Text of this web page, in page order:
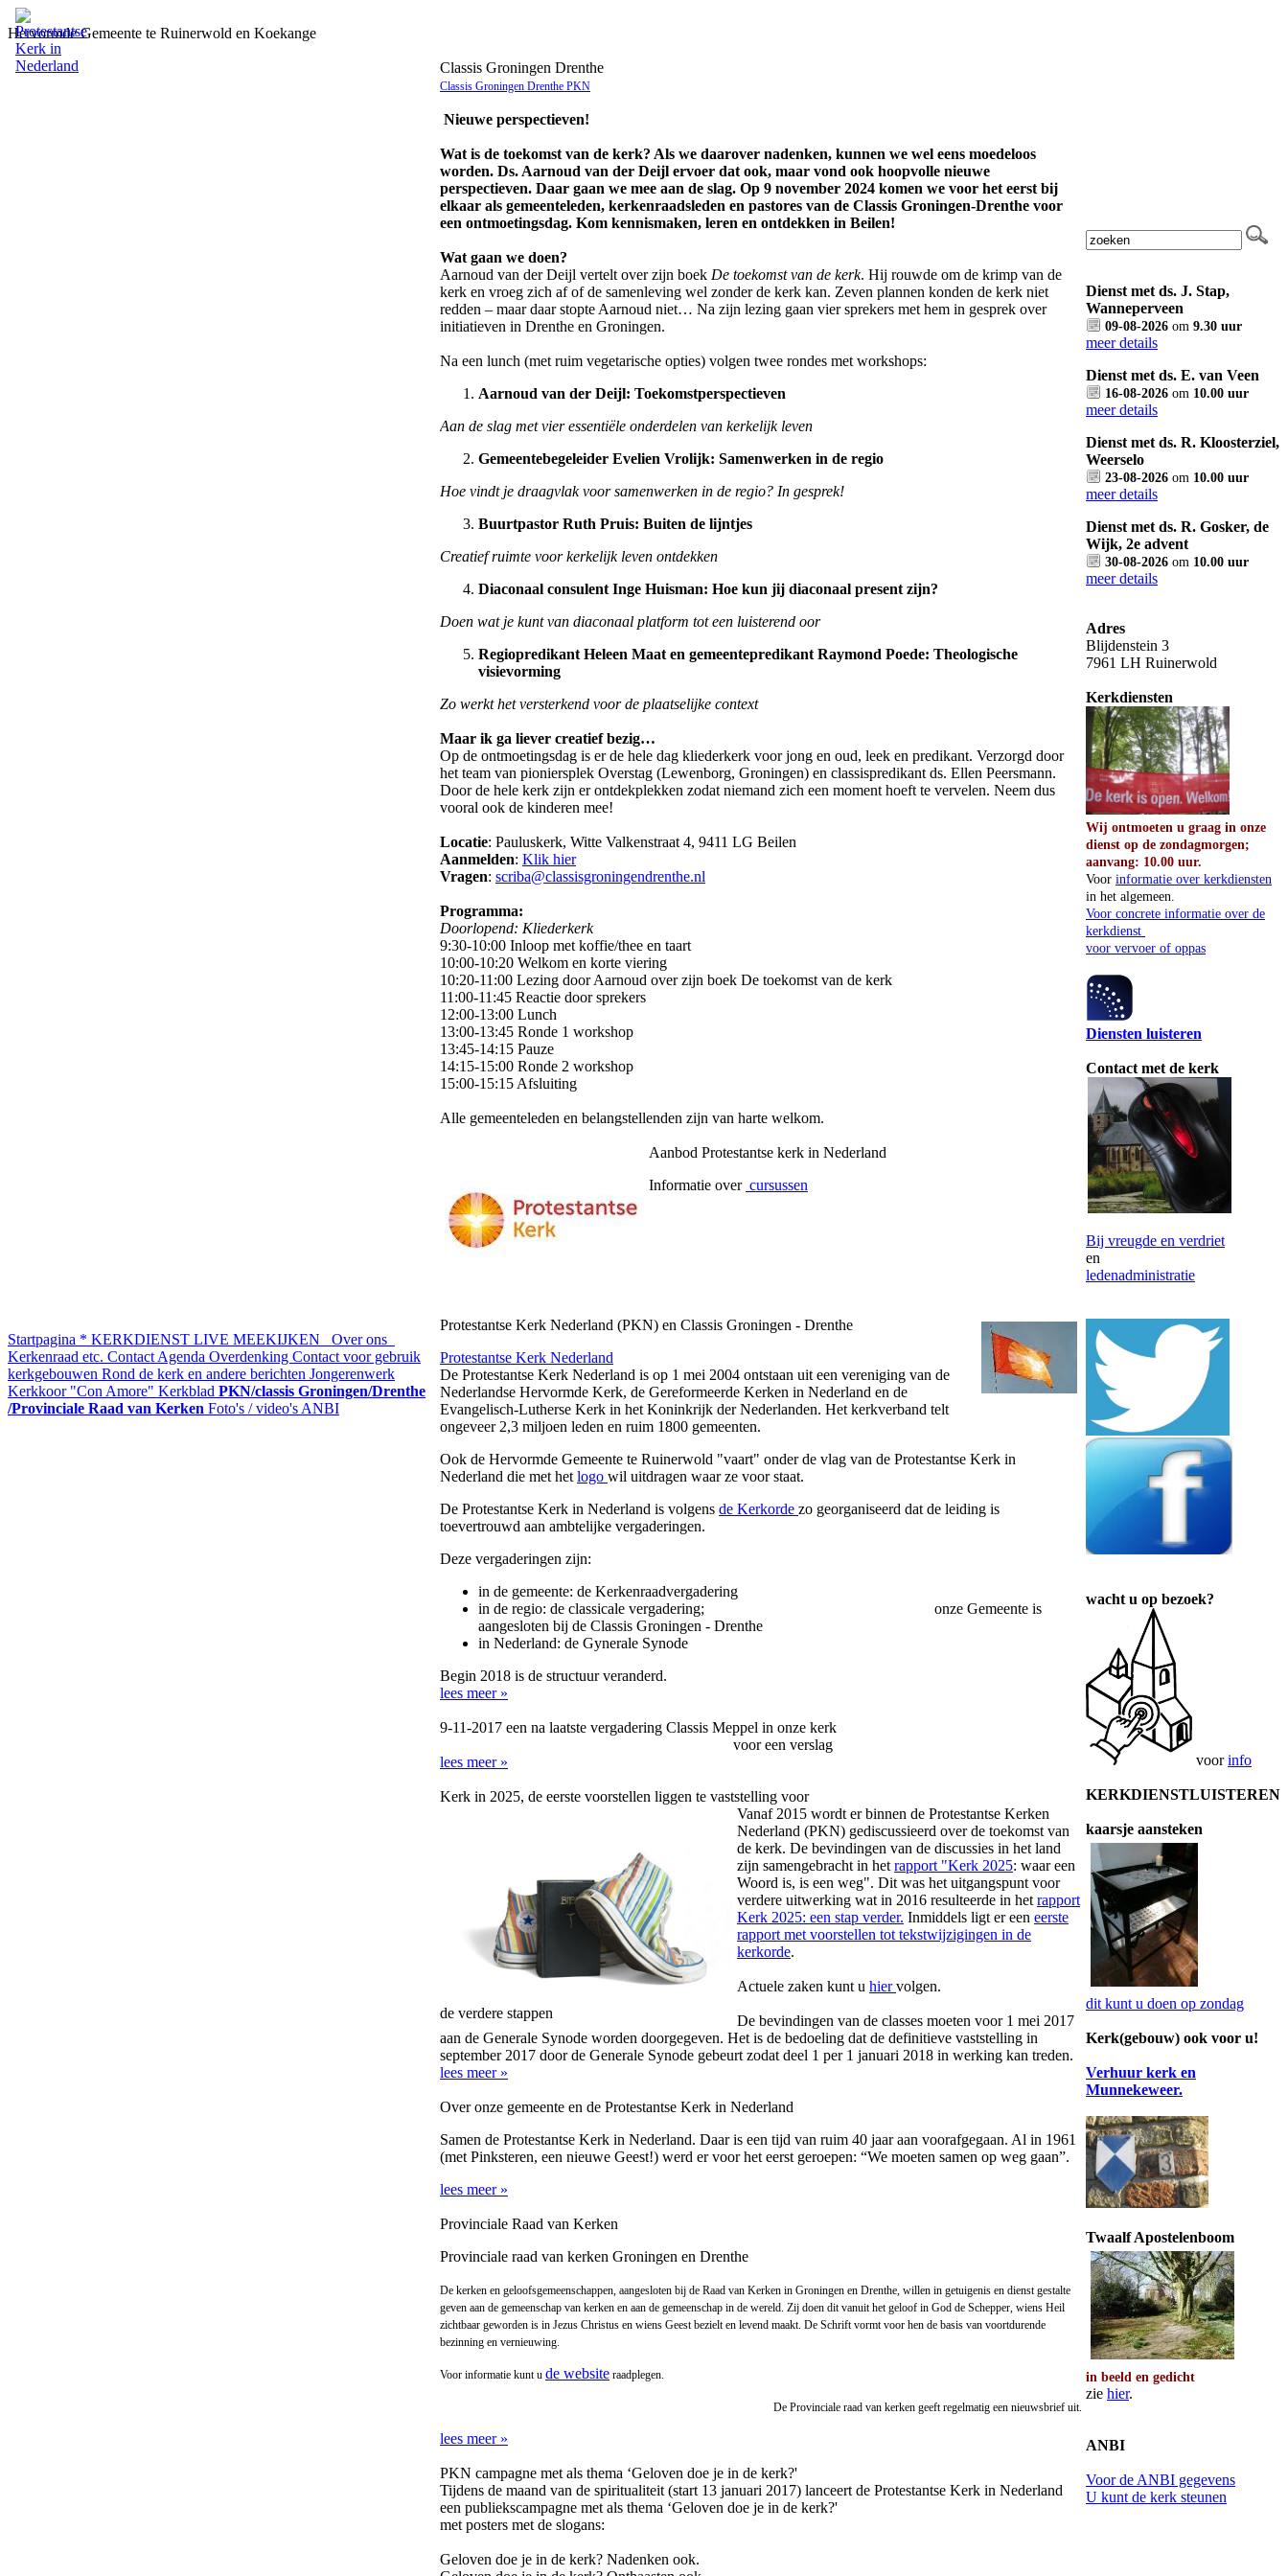
Hervormde Gemeente te Ruinerwold en Koekange
Startpagina * KERKDIENST LIVE MEEKIJKEN
Over ons
Kerkenraad etc. Contact Agenda Overdenking Contact voor gebruik
kerkgebouwen Rond de kerk en andere berichten Jongerenwerk
Kerkkoor "Con Amore" Kerkblad PKN/classis Groningen/Drenthe
/Provinciale Raad van Kerken Foto's / video's ANBI
Classis Groningen Drenthe
Classis Groningen Drenthe PKN
Nieuwe perspectieven!
Wat is de toekomst van de kerk? Als we daarover nadenken, kunnen we wel eens moedeloos
worden. Ds. Aarnoud van der Deijl ervoer dat ook, maar vond ook hoopvolle nieuwe
perspectieven. Daar gaan we mee aan de slag. Op 9 november 2024 komen we voor het eerst bij
elkaar als gemeenteleden, kerkenraadsleden en pastores van de Classis Groningen-Drenthe voor
een ontmoetingsdag. Kom kennismaken, leren en ontdekken in Beilen!
Wat gaan we doen?
Aarnoud van der Deijl vertelt over zijn boek De toekomst van de kerk. Hij rouwde om de krimp van de
kerk en vroeg zich af of de samenleving wel zonder de kerk kan. Zeven plannen konden de kerk niet
redden – maar daar stopte Aarnoud niet… Na zijn lezing gaan vier sprekers met hem in gesprek over
initiatieven in Drenthe en Groningen.
Na een lunch (met ruim vegetarische opties) volgen twee rondes met workshops:
Aarnoud van der Deijl: Toekomstperspectieven
Aan de slag met vier essentiële onderdelen van kerkelijk leven
Gemeentebegeleider Evelien Vrolijk: Samenwerken in de regio
Hoe vindt je draagvlak voor samenwerken in de regio? In gesprek!
Buurtpastor Ruth Pruis: Buiten de lijntjes
Creatief ruimte voor kerkelijk leven ontdekken
Diaconaal consulent Inge Huisman: Hoe kun jij diaconaal present zijn?
Doen wat je kunt van diaconaal platform tot een luisterend oor
Regiopredikant Heleen Maat en gemeentepredikant Raymond Poede: Theologische
visievorming
Zo werkt het versterkend voor de plaatselijke context
Maar ik ga liever creatief bezig…
Op de ontmoetingsdag is er de hele dag kliederkerk voor jong en oud, leek en predikant. Verzorgd door
het team van pioniersplek Overstag (Lewenborg, Groningen) en classispredikant ds. Ellen Peersmann.
Door de hele kerk zijn er ontdekplekken zodat niemand zich een moment hoeft te vervelen. Neem dus
vooral ook de kinderen mee!
Locatie: Pauluskerk, Witte Valkenstraat 4, 9411 LG Beilen
Aanmelden: Klik hier
Vragen: scriba@classisgroningendrenthe.nl
Programma:
Doorlopend: Kliederkerk
9:30-10:00 Inloop met koffie/thee en taart
10:00-10:20 Welkom en korte viering
10:20-11:00 Lezing door Aarnoud over zijn boek De toekomst van de kerk
11:00-11:45 Reactie door sprekers
12:00-13:00 Lunch
13:00-13:45 Ronde 1 workshop
13:45-14:15 Pauze
14:15-15:00 Ronde 2 workshop
15:00-15:15 Afsluiting
Alle gemeenteleden en belangstellenden zijn van harte welkom.
Aanbod Protestantse kerk in Nederland
Informatie over cursussen
Protestantse Kerk Nederland (PKN) en Classis Groningen - Drenthe
Protestantse Kerk Nederland
De Protestantse Kerk Nederland is op 1 mei 2004 ontstaan uit een vereniging van de
Nederlandse Hervormde Kerk, de Gereformeerde Kerken in Nederland en de
Evangelisch-Lutherse Kerk in het Koninkrijk der Nederlanden. Het kerkverband telt
ongeveer 2,3 miljoen leden en ruim 1800 gemeenten.
Ook de Hervormde Gemeente te Ruinerwold "vaart" onder de vlag van de Protestantse Kerk in
Nederland die met het logo wil uitdragen waar ze voor staat.
De Protestantse Kerk in Nederland is volgens de Kerkorde zo georganiseerd dat de leiding is
toevertrouwd aan ambtelijke vergaderingen.
Deze vergaderingen zijn:
in de gemeente: de Kerkenraadvergadering
in de regio: de classicale vergadering; onze Gemeente is
aangesloten bij de Classis Groningen - Drenthe
in Nederland: de Gynerale Synode
Begin 2018 is de structuur veranderd.
lees meer »
9-11-2017 een na laatste vergadering Classis Meppel in onze kerk
voor een verslag
lees meer »
Kerk in 2025, de eerste voorstellen liggen te vaststelling voor
de verdere stappen
Vanaf 2015 wordt er binnen de Protestantse Kerken
Nederland (PKN) gediscussieerd over de toekomst van
de kerk. De bevindingen van de discussies in het land
zijn samengebracht in het rapport "Kerk 2025: waar een
Woord is, is een weg". Dit was het uitgangspunt voor
verdere uitwerking wat in 2016 resulteerde in het rapport
Kerk 2025: een stap verder. Inmiddels ligt er een eerste
rapport met voorstellen tot tekstwijzigingen in de
kerkorde.
Actuele zaken kunt u hiervolgen.
De bevindingen van de classes moeten voor 1 mei 2017
aan de Generale Synode worden doorgegeven. Het is de bedoeling dat de definitieve vaststelling in
september 2017 door de Generale Synode gebeurt zodat deel 1 per 1 januari 2018 in werking kan treden.
lees meer »
Over onze gemeente en de Protestantse Kerk in Nederland
Samen de Protestantse Kerk in Nederland. Daar is een tijd van ruim 40 jaar aan voorafgegaan. Al in 1961
(met Pinksteren, een nieuwe Geest!) werd er voor het eerst geroepen: “We moeten samen op weg gaan”.
lees meer »
Provinciale Raad van Kerken
Provinciale raad van kerken Groningen en Drenthe
De kerken en geloofsgemeenschappen, aangesloten bij de Raad van Kerken in Groningen en Drenthe, willen in getuigenis en dienst gestalte
geven aan de gemeenschap van kerken en aan de gemeenschap in de wereld. Zij doen dit vanuit het geloof in God de Schepper, wiens Heil
zichtbaar geworden is in Jezus Christus en wiens Geest bezielt en levend maakt. De Schrift vormt voor hen de basis van voortdurende
bezinning en vernieuwing.
Voor informatie kunt u de website raadplegen.
De Provinciale raad van kerken geeft regelmatig een nieuwsbrief uit.
lees meer »
PKN campagne met als thema ‘Geloven doe je in de kerk?'
Tijdens de maand van de spiritualiteit (start 13 januari 2017) lanceert de Protestantse Kerk in Nederland
een publiekscampagne met als thema ‘Geloven doe je in de kerk?'
met posters met de slogans:
Geloven doe je in de kerk? Nadenken ook.
Dienst met ds. J. Stap,
Wanneperveen
09-08-2026 om 9.30 uur
meer details
Dienst met ds. E. van Veen
16-08-2026 om 10.00 uur
meer details
Dienst met ds. R. Kloosterziel,
Weerselo
23-08-2026 om 10.00 uur
meer details
Dienst met ds. R. Gosker, de
Wijk, 2e advent
30-08-2026 om 10.00 uur
meer details
Adres
Blijdenstein 3
7961 LH Ruinerwold
Kerkdiensten
Wij ontmoeten u graag in onze
dienst op de zondagmorgen;
aanvang: 10.00 uur.
Voor informatie over kerkdiensten
in het algemeen.
Voor concrete informatie over de
kerkdienst
voor vervoer of oppas
Diensten luisteren
Contact met de kerk
Bij vreugde en verdriet
en
ledenadministratie
wacht u op bezoek?
voorinfo
KERKDIENSTLUISTEREN
kaarsje aansteken
dit kunt u doen op zondag
Kerk(gebouw) ook voor u!
Verhuur kerk en
Munnekeweer.
Twaalf Apostelenboom
in beeld en gedicht
zie hier.
ANBI
Voor de ANBI gegevens
U kunt de kerk steunen